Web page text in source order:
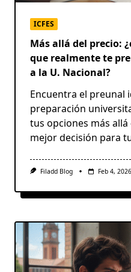
ICFES
Más allá del precio:
que realmente te
a la U. Nacional?
Encuentra el preunal
preparación
tus opciones más
mejor decisión para
Filadd Blog Feb 4, 2026